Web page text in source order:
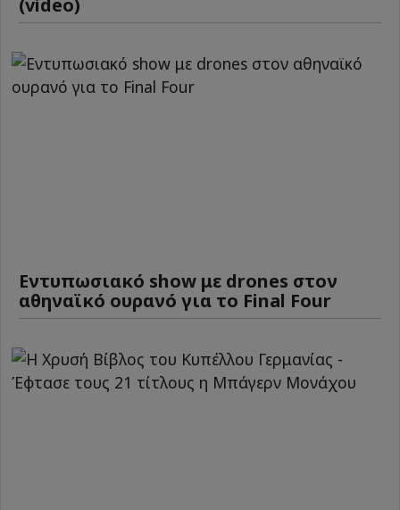
(video)
Εντυπωσιακό show με drones στον
αθηναϊκό ουρανό για το Final Four